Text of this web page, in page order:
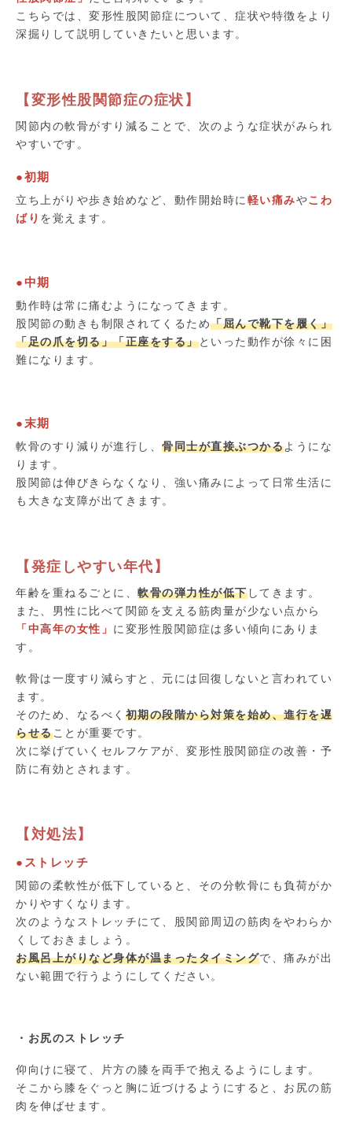
こちらでは、変形性股関節症について、症状や特徴をより
深掘りして説明していきたいと思います。
【変形性股関節症の症状】
関節内の軟骨がすり減ることで、次のような症状がみられ
やすいです。
●初期
立ち上がりや歩き始めなど、動作開始時に 軽い痛みやこわ
ばり を覚えます。
●中期
動作時は常に痛むようになってきます。
股関節の動きも制限されてくるため「屈んで靴下を履く」
「足の爪を切る」「正座をする」といった動作が徐々に困
難になります。
●末期
軟骨のすり減りが進行し、 骨同士が直接ぶつかるようにな
ります。
股関節は伸びきらなくなり、強い痛みによって日常生活に
も大きな支障が出てきます。
【発症しやすい年代】
年齢を重ねるごとに、 軟骨の弾力性が低下してきます。
また、男性に比べて関節を支える筋肉量が少ない点から
「中高年の女性」 に変形性股関節症は多い傾向にありま
す。
軟骨は一度すり減らすと、元には回復しないと言われてい
ます。
そのため、なるべく 初期の段階から対策を始め、進行を遅
らせることが重要です。
次に挙げていくセルフケアが、変形性股関節症の改善・予
防に有効とされます。
【対処法】
●ストレッチ
関節の柔軟性が低下していると、その分軟骨にも負荷がか
かりやすくなります。
次のようなストレッチにて、股関節周辺の筋肉をやわらか
くしておきましょう。
お風呂上がりなど身体が温まったタイミングで、痛みが出
ない範囲で行うようにしてください。
・お尻のストレッチ
仰向けに寝て、片方の膝を両手で抱えるようにします。
そこから膝をぐっと胸に近づけるようにすると、お尻の筋
肉を伸ばせます。